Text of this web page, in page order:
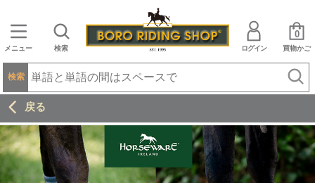
メニュー 検索 ログイン 買物かご
0
検索
戻る